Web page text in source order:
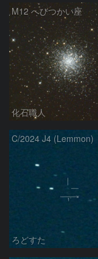
M12 へびつかい座
化石職人
C/2024 J4 (Lemmon)
ろどすた